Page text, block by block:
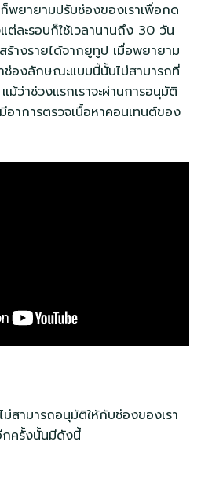
พยายามปรับช่องของเราเพื่อกด
ละรอบก็ใช้เวลานานถึง 30 วัน
ร้างรายได้จากยูทูป เมื่อพยายาม
ช่องลักษณะแบบนี้นั้นไม่สามารถที่
ม้ว่าช่วงแรกเราจะผ่านการอนุมัติ
าการตรวจเนื้อหาคอนเทนต์ของ
สามารถอนุมัติให้กับช่องของเรา
กครั้งนั้นมีดังนี้